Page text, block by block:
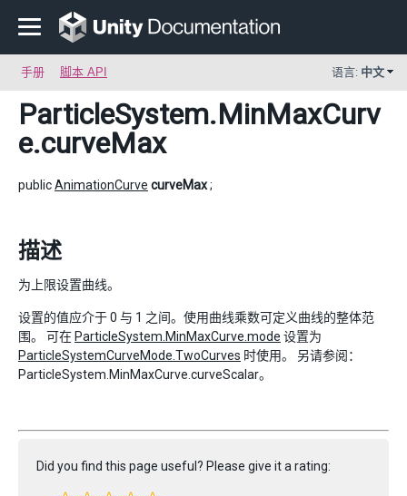
手册 脚本 API 语言: 中文
ParticleSystem.MinMaxCurv
e.curveMax
publicAnimationCurve curveMax;
描述
为上限设置曲线。
设置的值应介于 0 与 1 之间。使用曲线乘数可定义曲线的整体范
围。 可在 ParticleSystem.MinMaxCurve.mode 设置为
ParticleSystemCurveMode.TwoCurves 时使用。 另请参阅：
ParticleSystem.MinMaxCurve.curveScalar。
Did you find this page useful? Please give it a rating: